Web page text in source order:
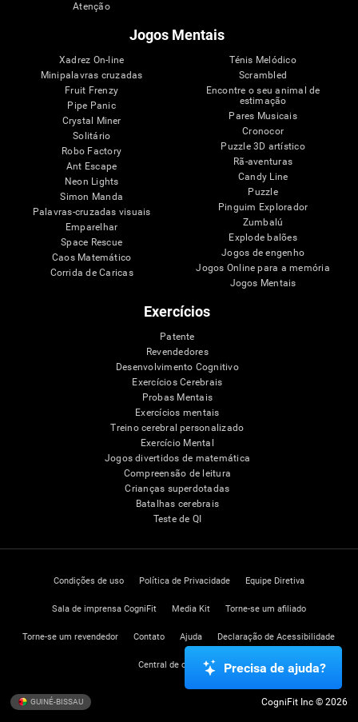
Atenção
Jogos Mentais
Xadrez On-line
Minipalavras cruzadas
Fruit Frenzy
Pipe Panic
Crystal Miner
Solitário
Robo Factory
Ant Escape
Neon Lights
Simon Manda
Palavras-cruzadas visuais
Emparelhar
Space Rescue
Caos Matemático
Corrida de Caricas
Ténis Melódico
Scrambled
Encontre o seu animal de
estimação
Pares Musicais
Cronocor
Puzzle 3D artístico
Rã-aventuras
Candy Line
Puzzle
Pinguim Explorador
Zumbalú
Explode balões
Jogos de engenho
Jogos Online para a memória
Jogos Mentais
Exercícios
Patente
Revendedores
Desenvolvimento Cognitivo
Exercícios Cerebrais
Probas Mentais
Exercícios mentais
Treino cerebral personalizado
Exercício Mental
Jogos divertidos de matemática
Compreensão de leitura
Crianças superdotadas
Batalhas cerebrais
Teste de QI
Condições de uso Política de Privacidade Equipe Diretiva
Sala de imprensa CogniFit Media Kit Torne-se um afiliado
Torne-se um revendedor Contato Ajuda Declaração de Acessibilidade
Central de confiança
GUINÉ-BISSAU CogniFit Inc © 2026
Precisa de ajuda?